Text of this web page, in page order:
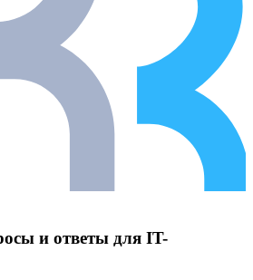
и ответы для IT-